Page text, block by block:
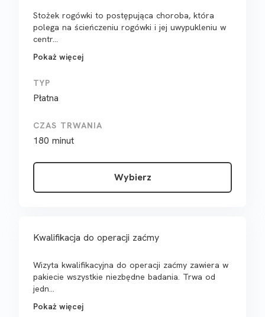
Stożek rogówki to postępująca choroba, która
polega na ścieńczeniu rogówki i jej uwypukleniu w
centr...
Pokaż więcej
TYP
Płatna
CZAS TRWANIA
180 minut
Wybierz
Kwalifikacja do operacji zaćmy
Wizyta kwalifikacyjna do operacji zaćmy zawiera w
pakiecie wszystkie niezbędne badania. Trwa od
jedn...
Pokaż więcej